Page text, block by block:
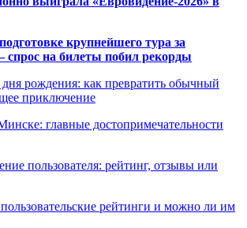
крупнейшего тура за
спрос на билеты побил рекорды
дня рождения: как превратить обычный
приключение
главные достопримечательности
пользователя: рейтинг, отзывы или
рейтинги и можно ли им